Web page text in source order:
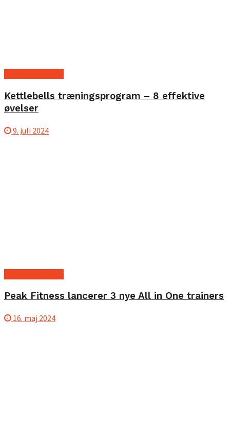
Kettlebells træningsprogram – 8 effektive
øvelser
9. juli 2024
Peak Fitness lancerer 3 nye All in One trainers
16. maj 2024